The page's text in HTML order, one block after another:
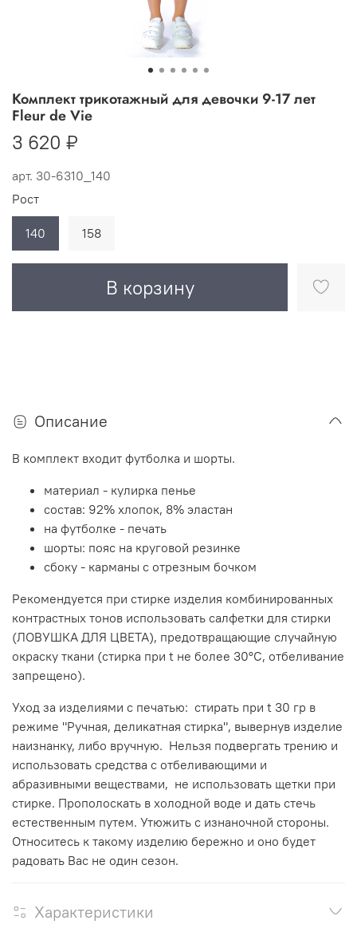
арт. 30-6310_140
Комплект трикотажный для девочки 9-17 лет
Fleur de Vie
3 620 ₽
В корзину
Рост
140 158
Описание
В комплект входит футболка и шорты.
материал - кулирка пенье
состав: 92% хлопок, 8% эластан
на футболке - печать
шорты: пояс на круговой резинке
сбоку - карманы с отрезным бочком
Рекомендуется при стирке изделия комбинированных
контрастных тонов использовать салфетки для стирки
(ЛОВУШКА ДЛЯ ЦВЕТА), предотвращающие случайную
окраску ткани (стирка при t не более 30°C, отбеливание
запрещено).
Уход за изделиями с печатью: стирать при t 30 гр в
режиме "Ручная, деликатная стирка", вывернув изделие
наизнанку, либо вручную. Нельзя подвергать трению и
использовать средства с отбеливающими и
абразивными веществами, не использовать щетки при
стирке. Прополоскать в холодной воде и дать стечь
естественным путем. Утюжить с изнаночной стороны.
Относитесь к такому изделию бережно и оно будет
радовать Вас не один сезон.
Характеристики